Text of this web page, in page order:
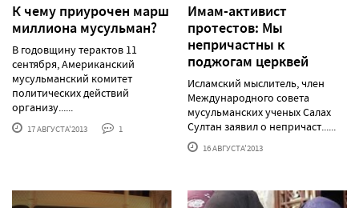
К чему приурочен марш
миллиона мусульман?
В годовщину терактов 11
сентября, Американский
мусульманский комитет
политических действий
организу......
17 АВГУСТА'2013 1
Имам-активист
протестов: Мы
непричастны к
поджогам церквей
Исламский мыслитель, член
Международного совета
мусульманских ученых Салах
Султан заявил о непричаст......
16 АВГУСТА'2013